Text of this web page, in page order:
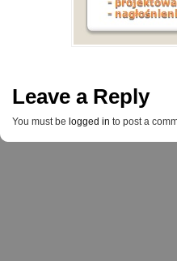
Leave a Reply
You must be logged in to post a